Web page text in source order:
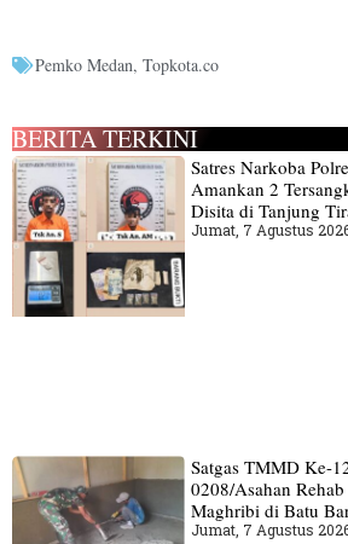
Pemko Medan, Topkota.co
BERITA TERKINI
Satres Narkoba
Amankan 2
Disita di Tanjung
Jumat, 7 Agustus
Satgas TMMD Ke-
0208/Asahan
Maghribi di Batu
Jumat, 7 Agustus